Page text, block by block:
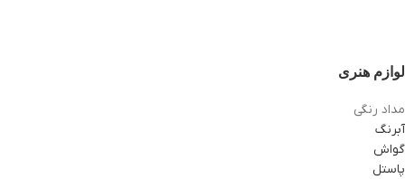
لوازم هنری
مداد رنگی
آبرنگ
گواش
پاستل